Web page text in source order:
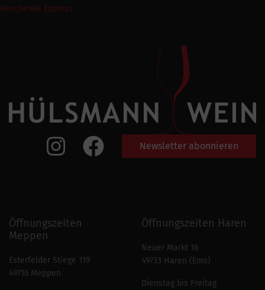
Geschenke Express
Newsletter abonnieren
Öffnungszeiten
Meppen
Esterfelder Stiege 119
49716 Meppen
Öffnungszeiten Haren
Neuer Markt 16
49733 Haren (Ems)
Dienstag bis Freitag